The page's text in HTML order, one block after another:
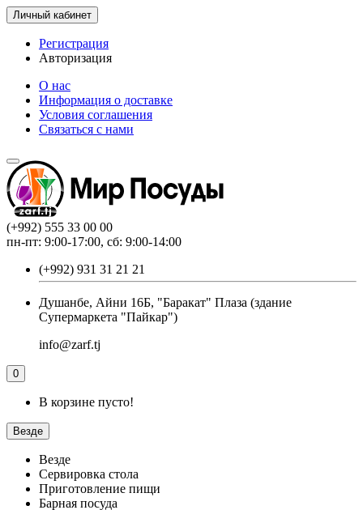
Личный кабинет
Регистрация
Авторизация
О нас
Информация о доставке
Условия соглашения
Связаться с нами
(+992) 555 33 00 00
пн-пт: 9:00-17:00, сб: 9:00-14:00
(+992) 931 31 21 21
Душанбе, Айни 16Б, "Баракат" Плаза (здание
Супермаркета "Пайкар")
info@zarf.tj
0
В корзине пусто!
Везде
Везде
Сервировка стола
Приготовление пищи
Барная посуда